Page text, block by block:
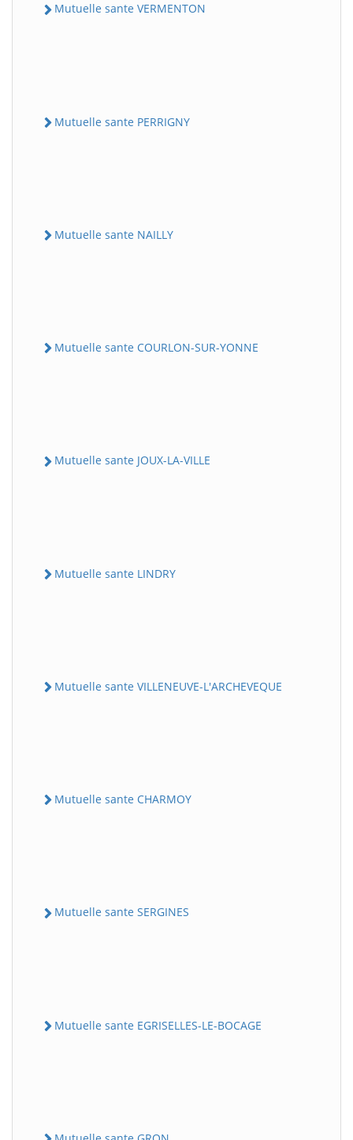
Mutuelle sante VERMENTON
Mutuelle sante PERRIGNY
Mutuelle sante NAILLY
Mutuelle sante COURLON-SUR-YONNE
Mutuelle sante JOUX-LA-VILLE
Mutuelle sante LINDRY
Mutuelle sante VILLENEUVE-L'ARCHEVEQUE
Mutuelle sante CHARMOY
Mutuelle sante SERGINES
Mutuelle sante EGRISELLES-LE-BOCAGE